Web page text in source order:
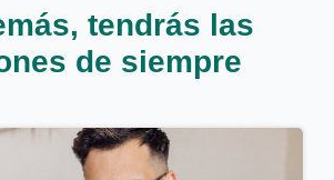
tendrás las
de siempre